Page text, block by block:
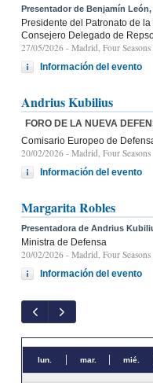
Presentador de Benjamín León,
Presidente del Patronato de
Consejero Delegado de
27/05/2026 - Madrid, Four
Información del evento
Andrius Kubilius
FORO DE LA NUEVA
Comisario Europeo de
20/02/2026 - Madrid, Four
Información del evento
Margarita Robles
Presentadora de Andrius
Ministra de Defensa
20/02/2026 - Madrid, Four
Información del evento
lun. mar. mié.